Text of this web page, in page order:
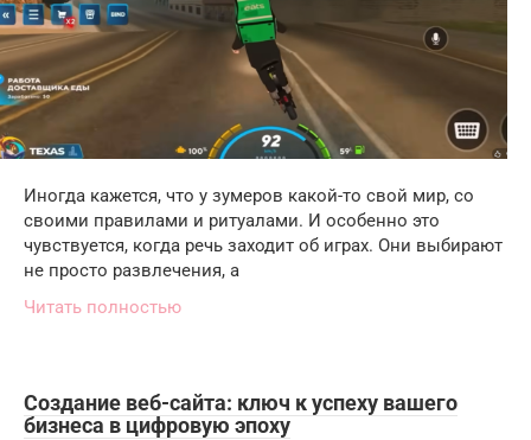
Иногда кажется, что у зумеров какой-то свой мир, со
своими правилами и ритуалами. И особенно это
чувствуется, когда речь заходит об играх. Они выбирают
не просто развлечения, а
Читать полностью
Создание веб-сайта: ключ к успеху вашего
бизнеса в цифровую эпоху